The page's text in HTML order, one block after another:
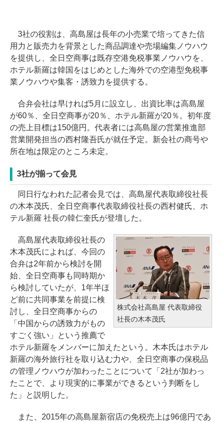
3社の役割は、高島屋は長年の小売業で培ってきた信
用力と販売力を背景とした商品調達や売場編集ノウハウ
を提供し、全日空商事は既存空港免税事業ノウハウを、
ホテル新羅は韓国をはじめとした海外での空港型免税事
業ノウハウや集客・誘致力を提供する。
合弁会社は早ければ5月に設立し、出資比率は高島屋
が60％、全日空商事が20％、ホテル新羅が20％。初年度
の売上目標は150億円。代表者には高島屋の営業推進部
営業開発担当の西村隆吾氏が就任予定。新会社の商号や
所在地は限定のところ未定。
3社が揃って会見
同日行なわれた記者会見では、高島屋代表取締役社長
の木本茂氏、全日空商事代表取締役社長の西村健氏、ホ
テル新羅 社長の韓仁奎氏が登壇した。
株式会社高島屋 代表取締役
社長の木本茂氏
高島屋代表取締役社長の
木本茂氏によれば、今回の
合弁は2年前から検討を開
始、全日空商事も同時期か
ら検討していたが、1年半ほ
ど前に共同事業を前提に検
討し、全日空商事からの
「中国からの誘致力がもの
すごく強い」という推薦で
ホテル新羅をメンバーに加えたという。木本氏はホテル
新羅の海外旅行社を取り込む力や、全日空商事の保税品
の管理ノウハウが加わったことについて「2社が加わっ
たことで、より現実的に事業ができるという判断をし
た」と説明した。
また、2015年の高島屋新宿店の免税売上は96億円であ